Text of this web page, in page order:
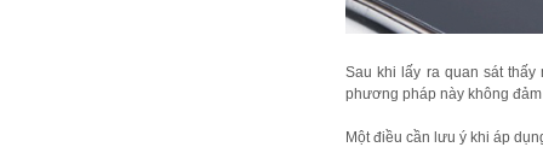
Sau khi lấy ra quan sát
phương pháp này không
Một điều cần lưu ý khi áp